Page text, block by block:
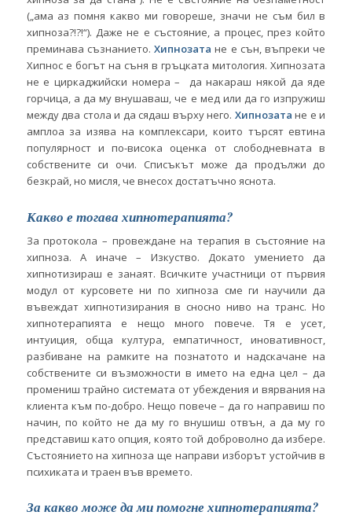
(„ама аз помня какво ми говореше, значи не съм бил в
хипноза?!?!“). Даже не е състояние, а процес, през който
преминава съзнанието.Хипнозата не е сън, въпреки че
Хипнос е богът на съня в гръцката митология. Хипнозата
не е циркаджийски номера – да накараш някой да яде
горчица, а да му внушаваш, че е мед или да го изпружиш
между два стола и да сядаш върху него. Хипнозата не е и
амплоа за изява на комплексари, които търсят евтина
популярност и по-висока оценка от слободневната в
собствените си очи. Списъкът може да продължи до
безкрай, но мисля, че внесох достатъчно яснота.
Какво е тогава хипнотерапията?
За протокола – провеждане на терапия в състояние на
хипноза. А иначе – Изкуство. Докато умението да
хипнотизираш е занаят. Всичките участници от първия
модул от курсовете ни по хипноза сме ги научили да
въвеждат хипнотизирания в сносно ниво на транс. Но
хипнотерапията е нещо много повече. Тя е усет,
интуиция, обща култура, емпатичност, иновативност,
разбиване на рамките на познатото и надскачане на
собствените си възможности в името на една цел – да
промениш трайно системата от убеждения и вярвания на
клиента към по-добро. Нещо повече – да го направиш по
начин, по който не да му го внушиш отвън, а да му го
представиш като опция, която той доброволно да избере.
Състоянието на хипноза ще направи изборът устойчив в
психиката и траен във времето.
За какво може да ми помогне хипнотерапията?